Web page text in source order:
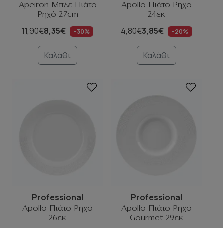
Apeiron Μπλε Πιάτο
Ρηχό 27cm
11,90€8,35€ -30%
Καλάθι
Apollo Πιάτο Ρηχό
24εκ
4,80€3,85€ -20%
Καλάθι
Professional
Apollo Πιάτο Ρηχό
26εκ
Professional
Apollo Πιάτο Ρηχό
Gourmet 29εκ